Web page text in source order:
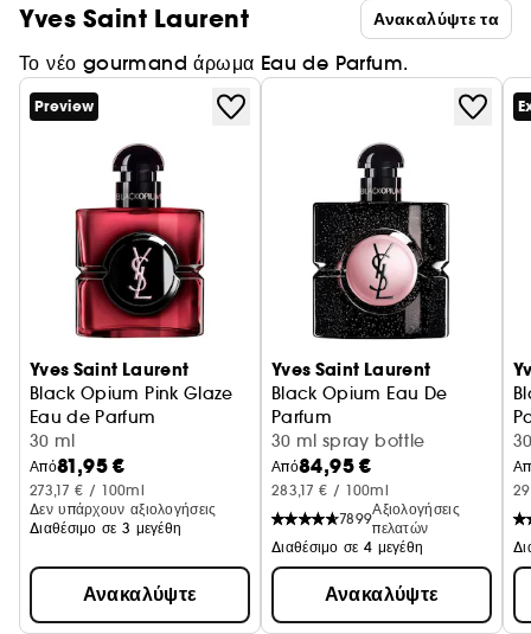
Yves Saint Laurent
Το νέο gourmand άρωμα Eau de Parfum.
Ανακαλύψτε τα
Preview
Yves Saint Laurent
Black Opium Pink Glaze
Eau de Parfum
30 ml
Από81,95 €
273,17 € / 100ml
Δεν υπάρχουν αξιολογήσεις
Διαθέσιμο σε 3 μεγέθη
Ανακαλύψτε
Yves Saint Laurent
Black Opium Eau De
Parfum
30 ml spray bottle
Από84,95 €
283,17 € / 100ml
7899
Αξιολογήσεις
πελατών
Διαθέσιμο σε 4 μεγέθη
Ανακαλύψτε